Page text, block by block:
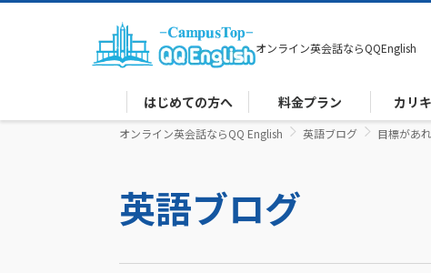
オンライン英会話ならQQEnglish
はじめての方へ 料金プラン カリ
オンライン英会話ならQQ English 英語ブログ 目標があ
英語ブログ